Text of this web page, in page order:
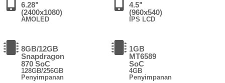
6.28"
(2400x1080)
AMOLED
8GB/12GB
Snapdragon
870 SoC
128GB/256GB
Penyimpanan
4.5"
(960x540)
IPS LCD
1GB
MT6589
SoC
4GB
Penyimpanan